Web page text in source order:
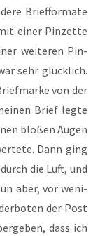
Brief­for­ma­te
einer Pin­zet­te
wei­te­ren Pin­
sehr glück­lich.
von der
Brief leg­te
blo­ßen Augen
Dann ging
die Luft, und
aber, vor weni­
der Post
dass ich